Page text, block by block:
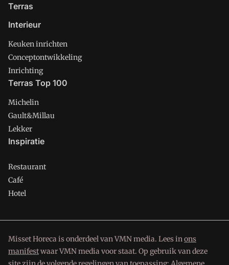
Terras
Interieur
Keuken inrichten
Conceptontwikkeling
Inrichting
Terras Top 100
Michelin
Gault&Millau
Lekker
Inspiratie
Restaurant
Café
Hotel
Misset Horeca is onderdeel van VMN media. Lees inons
manifestwaar VMN media voor staat. Op gebruik van deze